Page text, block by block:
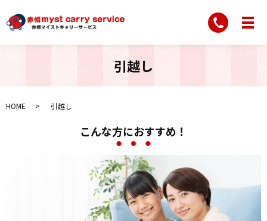
引越し
HOME 引越し
こんな方におすすめ！